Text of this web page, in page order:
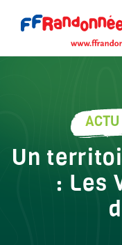
Un
: Les